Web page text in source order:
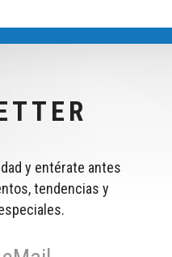
y entérate antes
tendencias y